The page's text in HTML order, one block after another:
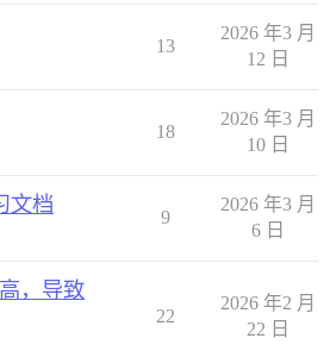
13
2026 年3 月
12 日
18
2026 年3 月
10 日
文档
9
2026 年3 月
6 日
，导致
22
2026 年2 月
22 日